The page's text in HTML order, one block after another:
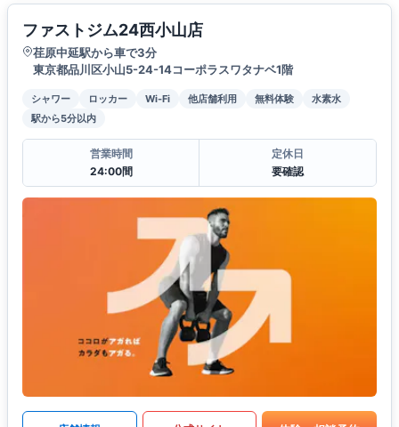
ファストジム24西小山店
荏原中延駅から車で3分
東京都品川区小山5-24-14コーポラスワタナベ1階
シャワー ロッカー Wi-Fi 他店舗利用 無料体験
水素水
駅から5分以内
営業時間
24:00間
定休日
要確認